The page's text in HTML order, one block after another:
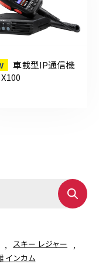
車載型IP通信機
スキー レジャー
インカム